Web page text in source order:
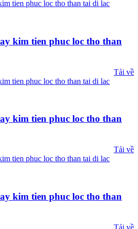
kim tien phuc loc tho than
Tải về
kim tien phuc loc tho than
Tải về
kim tien phuc loc tho than
Tải về